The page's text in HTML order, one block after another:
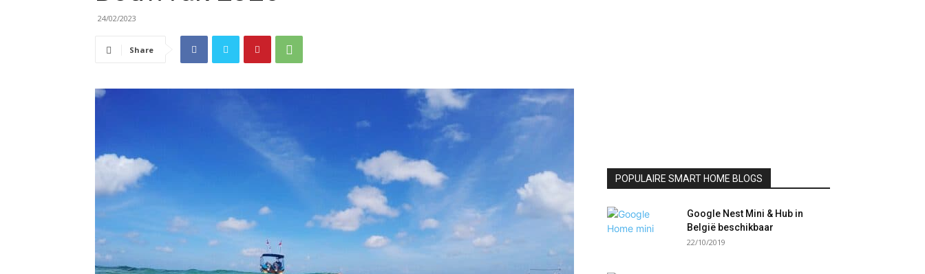
24/02/2023
Share
POPULAIRE SMART HOME BLOGS
Google Nest Mini & Hub in
België beschikbaar
22/10/2019